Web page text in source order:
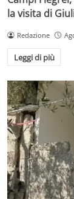
la visita di
Redazione
Leggi di più